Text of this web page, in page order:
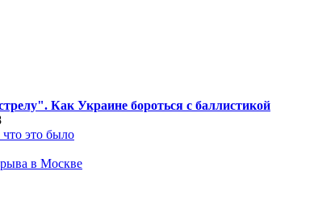
Как Украине бороться с баллистикой
это было
в Москве